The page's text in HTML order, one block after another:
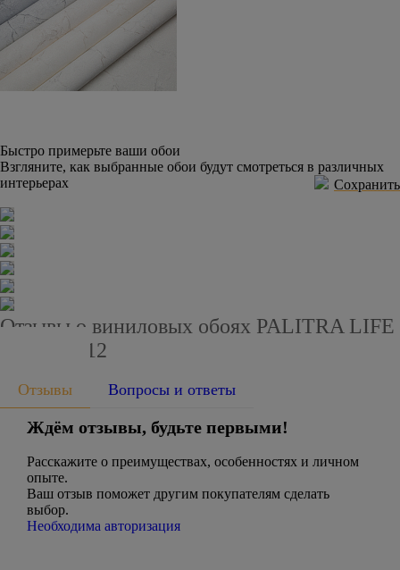
Быстро примерьте ваши обои
Взгляните, как выбранные обои будут смотреться в различных
интерьерах
Сохранить
Отзывы о виниловых обоях PALITRA LIFE
PL72169-12
Отзывы Вопросы и ответы
Ждём отзывы, будьте первыми!
Расскажите о преимуществах, особенностях и личном
опыте.
Ваш отзыв поможет другим покупателям сделать
выбор.
Необходима авторизация